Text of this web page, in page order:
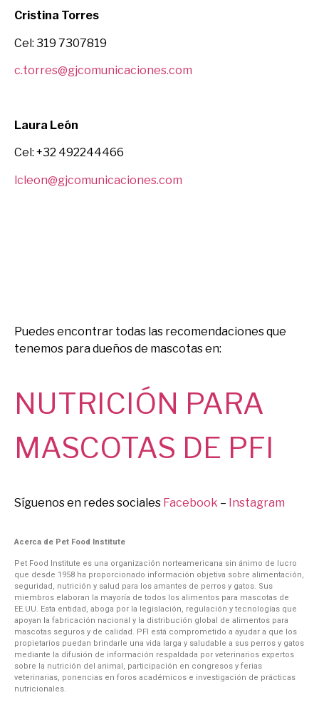
Cristina Torres
Cel: 319 7307819
c.torres@gjcomunicaciones.com
Laura León
Cel: +32 492244466
lcleon@gjcomunicaciones.com
Puedes encontrar todas las recomendaciones que
tenemos para dueños de mascotas en:
NUTRICIÓN PARA
MASCOTAS DE PFI
Síguenos en redes sociales Facebook – Instagram
Acerca de Pet Food Institute
Pet Food Institute es una organización norteamericana sin ánimo de lucro
que desde 1958 ha proporcionado información objetiva sobre alimentación,
seguridad, nutrición y salud para los amantes de perros y gatos. Sus
miembros elaboran la mayoría de todos los alimentos para mascotas de
EE.UU. Esta entidad, aboga por la legislación, regulación y tecnologías que
apoyan la fabricación nacional y la distribución global de alimentos para
mascotas seguros y de calidad. PFI está comprometido a ayudar a que los
propietarios puedan brindarle una vida larga y saludable a sus perros y gatos
mediante la difusión de información respaldada por veterinarios expertos
sobre la nutrición del animal, participación en congresos y ferias
veterinarias, ponencias en foros académicos e investigación de prácticas
nutricionales.